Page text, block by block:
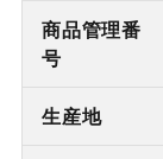
商品管理番
号
生産地